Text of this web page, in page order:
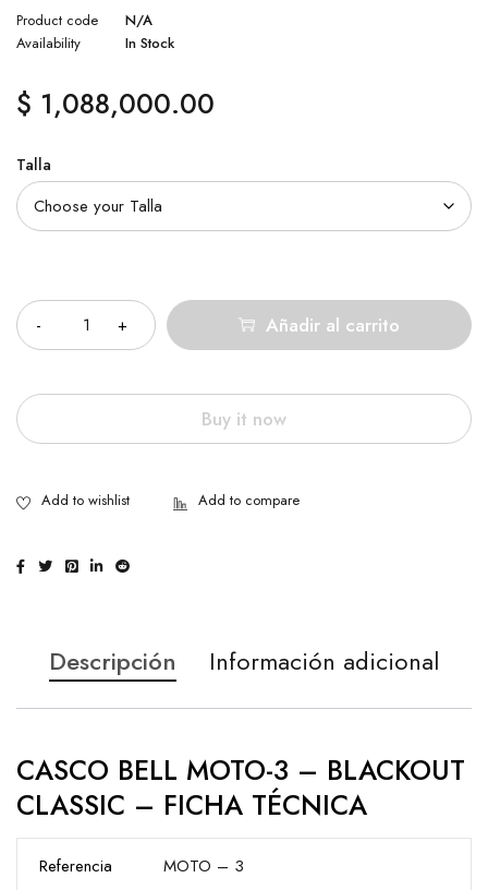
Product code
N/A
Availability
In Stock
$ 1,088,000.00
Talla
Añadir al carrito
Buy it now
Descripción Información adicional
CASCO BELL MOTO-3 – BLACKOUT
CLASSIC – FICHA TÉCNICA
Referencia MOTO – 3